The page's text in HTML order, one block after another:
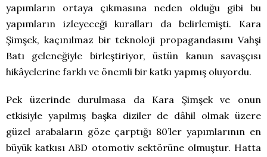
yapımların ortaya çıkmasına neden olduğu gibi bu
yapımların izleyeceği kuralları da belirlemişti. Kara
Şimşek, kaçınılmaz bir teknoloji propagandasını Vahşi
Batı geleneğiyle birleştiriyor, üstün kanun savaşçısı
hikâyelerine farklı ve önemli bir katkı yapmış oluyordu.
Pek üzerinde durulmasa da Kara Şimşek ve onun
etkisiyle yapılmış başka diziler de dâhil olmak üzere
güzel arabaların göze çarptığı 80’ler yapımlarının en
büyük katkısı ABD otomotiv sektörüne olmuştur. Hatta